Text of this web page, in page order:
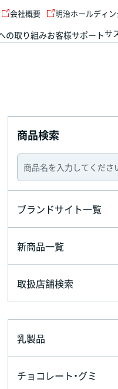
の取り組みお客様サポートサ
会社概要 明治ホールディ
商品検索
ブランドサイト一覧
新商品一覧
取扱店舗検索
乳製品
チョコレート・グミ